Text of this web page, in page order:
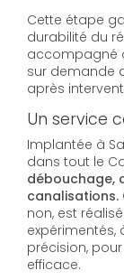
Cette étape
durabilité du
accompagné
sur demande
après
Un service
Implantée à
dans tout le
débouchage,
canalisations.
non, est
expérimentés,
précision,
efficace.